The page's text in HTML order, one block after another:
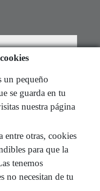
de uso y
un pequeño
se guarda en tu
nuestra página
entre otras, cookies
para que la
tenemos
no necesitan de tu